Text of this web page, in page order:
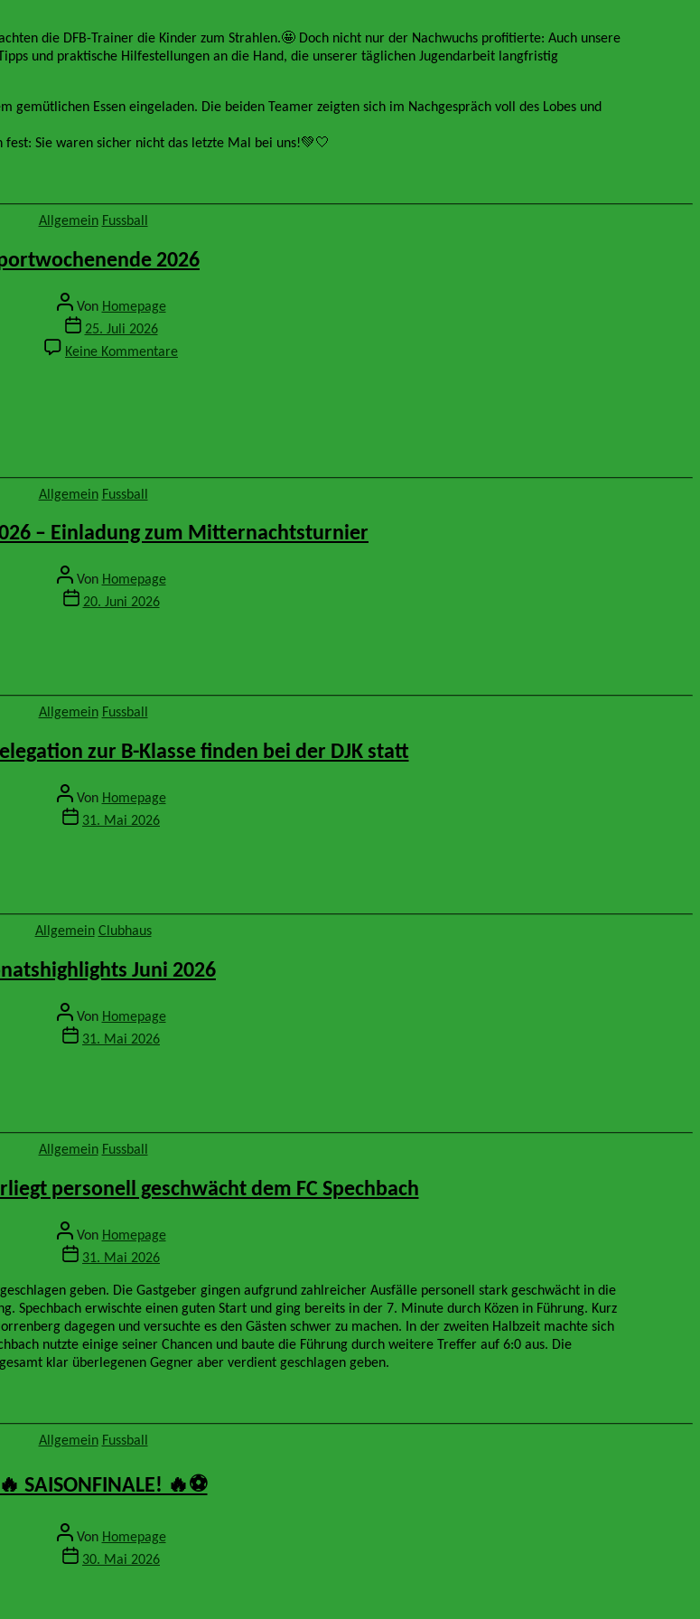
der
DJK
Begeisterung
bei
Jugend
die DFB-Trainer die Kinder zum Strahlen.🤩 Doch nicht nur der Nachwuchs profitierte: Auch unsere
und praktische Hilfestellungen an die Hand, die unserer täglichen Jugendarbeit langfristig
gemütlichen Essen eingeladen. Die beiden Teamer zeigten sich im Nachgespräch voll des Lobes und
Sie waren sicher nicht das letzte Mal bei uns!💚🤍
Kategorien
Allgemein Fussball
2026
Beitragsautor
Von Homepage
Veröffentlichungsdatum
25. Juli 2026
Keine Kommentare
Kategorien
Allgemein Fussball
– Einladung zum Mitternachtsturnier
Beitragsautor
Von Homepage
Veröffentlichungsdatum
20. Juni 2026
Kategorien
Allgemein Fussball
zur B-Klasse finden bei der DJK statt
Beitragsautor
Von Homepage
Veröffentlichungsdatum
31. Mai 2026
Kategorien
Allgemein Clubhaus
Juni 2026
Beitragsautor
Von Homepage
Veröffentlichungsdatum
31. Mai 2026
Kategorien
Allgemein Fussball
personell geschwächt dem FC Spechbach
Beitragsautor
Von Homepage
Veröffentlichungsdatum
31. Mai 2026
geben. Die Gastgeber gingen aufgrund zahlreicher Ausfälle personell stark geschwächt in die
Spechbach erwischte einen guten Start und ging bereits in der 7. Minute durch Közen in Führung. Kurz
dagegen und versuchte es den Gästen schwer zu machen. In der zweiten Halbzeit machte sich
nutzte einige seiner Chancen und baute die Führung durch weitere Treffer auf 6:0 aus. Die
klar überlegenen Gegner aber verdient geschlagen geben.
Kategorien
Allgemein Fussball
SAISONFINALE! 🔥⚽️
Beitragsautor
Von Homepage
Veröffentlichungsdatum
30. Mai 2026